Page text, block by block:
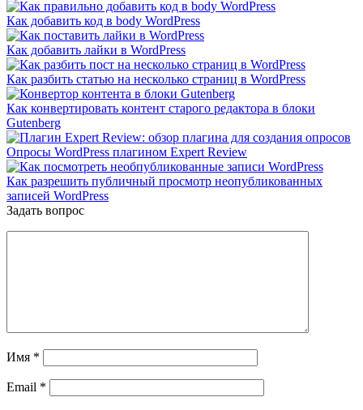
Как добавить код в body WordPress
Как добавить лайки в WordPress
Как разбить статью на несколько страниц в WordPress
Как конвертировать контент старого редактора в блоки
Gutenberg
Опросы WordPress плагином Expert Review
Как разрешить публичный просмотр неопубликованных
записей WordPress
Задать вопрос
Имя *
Email *